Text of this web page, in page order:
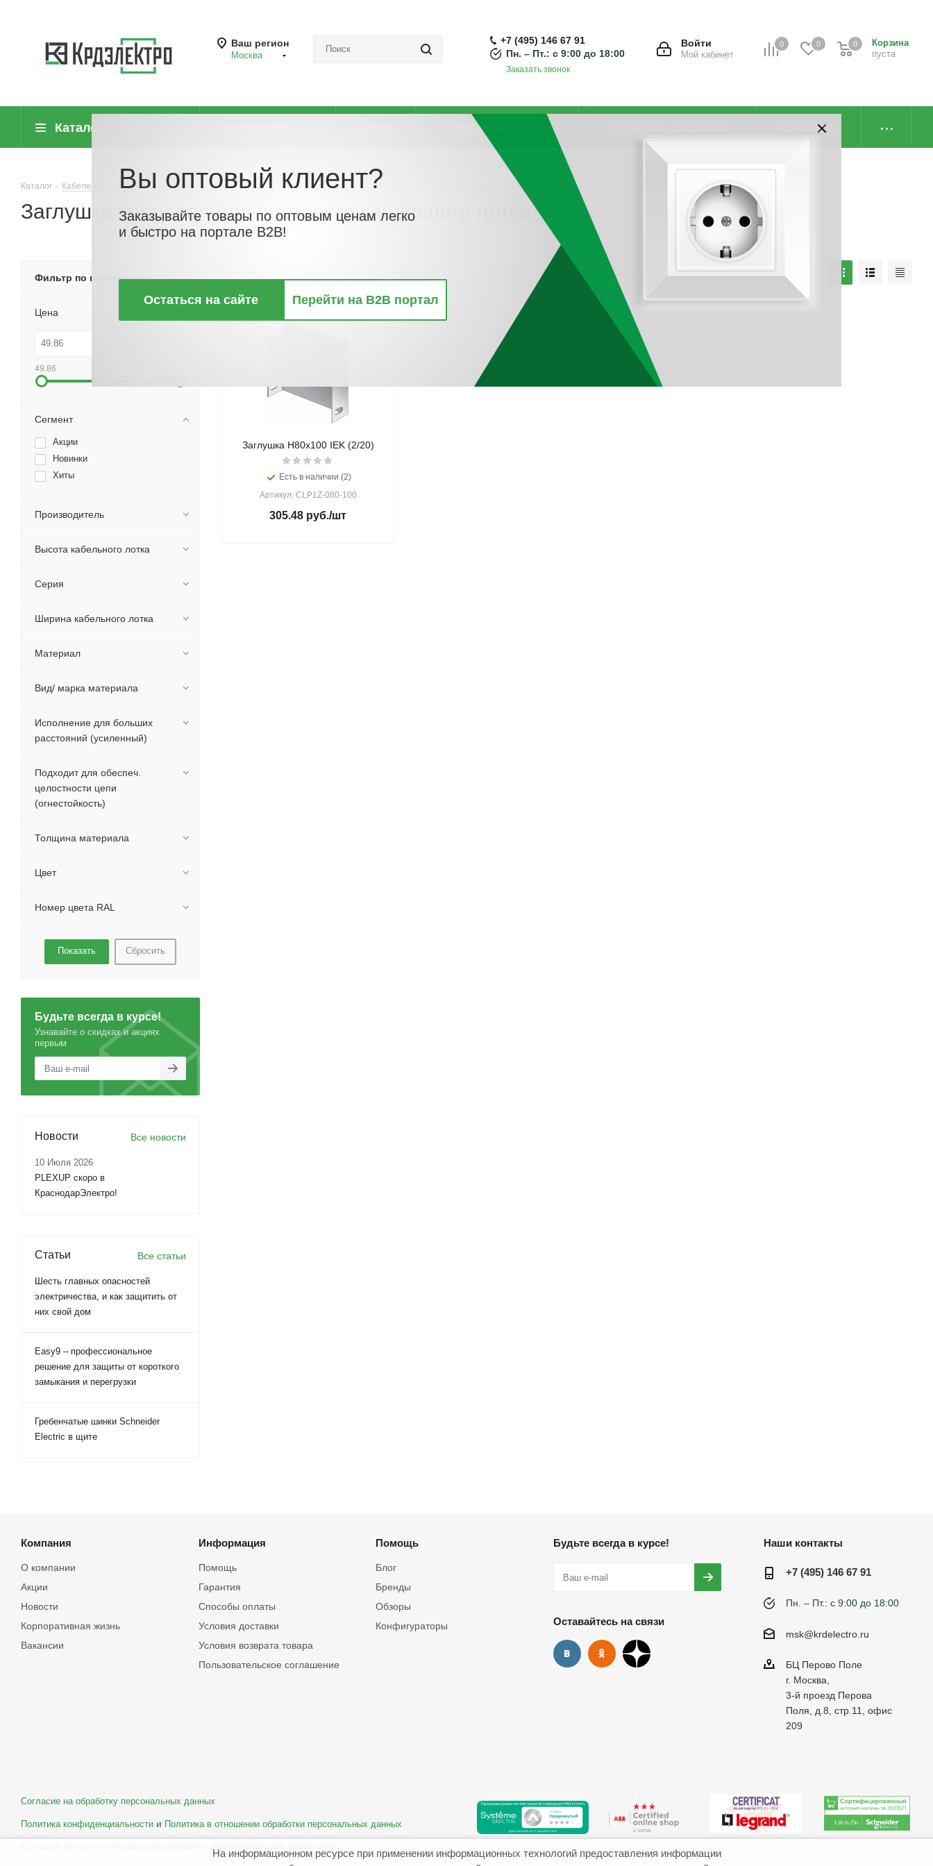
Ваш регион
Москва
0 0
Корзина
пуста
0
Войти
Мой кабинет
+7 (495) 146 67 91
Пн. – Пт.: с 9:00 до 18:00
Заказать звонок
Каталог Направления Контакты
Каталог - Кабеленесущие системы (системы для прокладки кабеля) - Кабельный лоток листовой Заглушка торцевая для листового кабельного лотка
Заглушка торцевая для листового кабельного лотка
По цене По наличию
Заглушка Н80х100 IEK (2/20)
Есть в наличии (2)
Артикул: CLP1Z-080-100
305.48 руб./шт
Фильтр по параметрам
Цена
49.86
Сегмент
Акции
Новинки
Хиты
Производитель
Высота кабельного лотка
Серия
Ширина кабельного лотка
Материал
Вид/ марка материала
Исполнение для больших
расстояний (усиленный)
Подходит для обеспеч.
целостности цепи
(огнестойкость)
Толщина материала
Цвет
Номер цвета RAL
Сбросить
Будьте всегда в курсе!
Узнавайте о скидках и акциях
первым
Новости Все новости
10 Июля 2026
PLEXUP скоро в
КраснодарЭлектро!
Статьи Все статьи
Шесть главных опасностей
электричества, и как защитить от
них свой дом
Easy9 – профессиональное
решение для защиты от короткого
замыкания и перегрузки
Гребенчатые шинки Schneider
Electric в щите
Компания
О компании
Акции
Новости
Корпоративная жизнь
Вакансии
Информация
Помощь
Гарантия
Способы оплаты
Условия доставки
Условия возврата товара
Пользовательское соглашение
Помощь
Блог
Бренды
Обзоры
Конфигураторы
Будьте всегда в курсе!
Оставайтесь на связи
Наши контакты
+7 (495) 146 67 91
Пн. – Пт.: с 9:00 до 18:00
msk@krdelectro.ru
БЦ Перово Поле
г. Москва,
3-й проезд Перова
Поля, д.8, стр.11, офис
209
Согласие на обработку персональных данных
Политика конфиденциальности и Политика в отношении обработки персональных данных
На информационном ресурсе при применении информационных технологий предоставления информации
Вы оптовый клиент?
Заказывайте товары по оптовым ценам легко
и быстро на портале B2B!
Остаться на сайте Перейти на B2B портал